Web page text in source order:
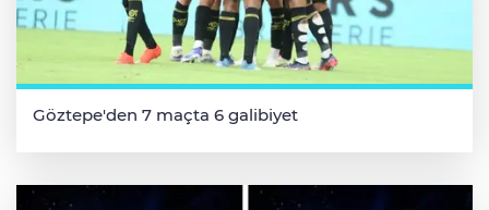
Göztepe'den 7 maçta 6 galibiyet